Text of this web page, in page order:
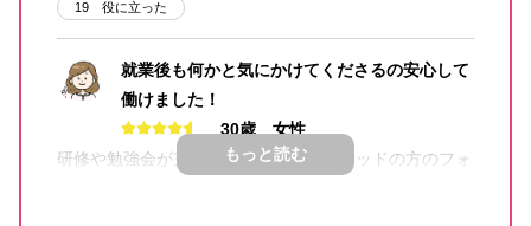
19 役に立った
就業後も何かと気にかけてくださるの安心して
働けました！
30歳 女性
研修や勉強会が充実しており、ランスタッドの方のフォ
もっと読む